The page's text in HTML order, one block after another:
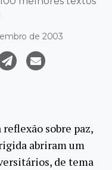
de 2003
sobre paz,
abriram um
de tema